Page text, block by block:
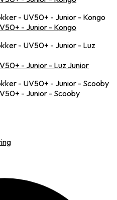
- Junior - Kongo
- Junior - Luz Junior
- Junior - Scooby